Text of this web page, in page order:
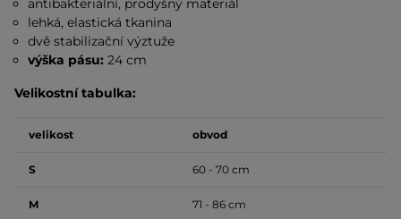
antibakteriální, prodyšný materiál
lehká, elastická tkanina
dvě stabilizační výztuže
výška pásu:24 cm
Velikostní tabulka:
velikost obvod
S 60 - 70 cm
M 71 - 86 cm